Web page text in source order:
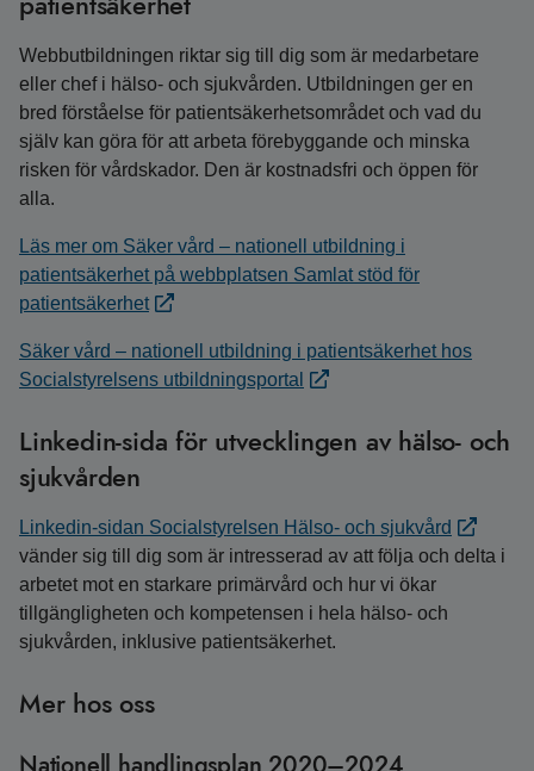
Webbutbildningen riktar sig till dig som är medarbetare
eller chef i hälso- och sjukvården. Utbildningen ger en
bred förståelse för patientsäkerhetsområdet och vad du
själv kan göra för att arbeta förebyggande och minska
risken för vårdskador. Den är kostnadsfri och öppen för
alla.
Läs mer om Säker vård – nationell utbildning i
patientsäkerhet på webbplatsen Samlat stöd för
patientsäkerhet
Säker vård – nationell utbildning i patientsäkerhet hos
Socialstyrelsens utbildningsportal
Linkedin-sida för utvecklingen av hälso- och
sjukvården
Linkedin-sidan Socialstyrelsen Hälso- och sjukvård
vänder sig till dig som är intresserad av att följa och delta i
arbetet mot en starkare primärvård och hur vi ökar
tillgängligheten och kompetensen i hela hälso- och
sjukvården, inklusive patientsäkerhet.
Mer hos oss